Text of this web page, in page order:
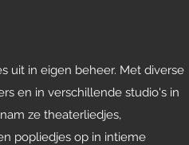
uit in eigen beheer. Met diverse
en in verschillende studio's in
ze theaterliedjes,
popliedjes op in intieme